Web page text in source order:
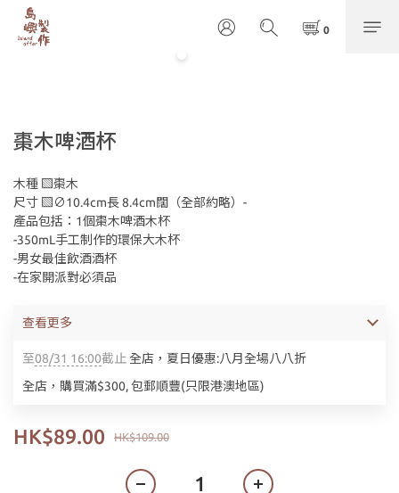
棗木啤酒杯
木種 ▧棗木
尺寸 ▧∅10.4cm長 8.4cm闊（全部約略）-
產品包括：1個棗木啤酒木杯
-350mL手工制作的環保大木杯
-男女最佳飲酒酒杯
-在家開派對必須品
至08/31 16:00截止全店，夏日優惠:八月全場八八折
全店，購買滿$300, 包郵順豐(只限港澳地區)
查看更多
HK$109.00
HK$89.00